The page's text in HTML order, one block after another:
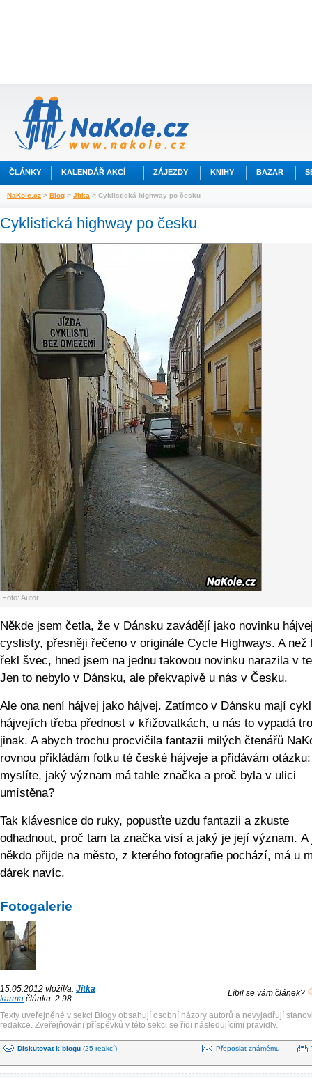
ČLÁNKY KALENDÁŘ AKCÍ ZÁJEZDY KNIHY BAZAR
NaKole.cz > Blog > Jitka > Cyklistická highway po česku
Cyklistická highway po česku
Foto: Autor
Někde jsem četla, že v Dánsku zavádějí jako novinku
cyslisty, přesněji řečeno v originále Cycle Highways. A než
řekl švec, hned jsem na jednu takovou novinku narazila v
Jen to nebylo v Dánsku, ale překvapivě u nás v Česku.
Ale ona není hájvej jako hájvej. Zatímco v Dánsku mají
hájvejích třeba přednost v křižovatkách, u nás to vypadá
jinak. A abych trochu procvičila fantazii milých čtenářů
rovnou přikládám fotku té české hájveje a přidávám
myslíte, jaký význam má tahle značka a proč byla v ulici
umístěna?
Tak klávesnice do ruky, popusťte uzdu fantazii a zkuste
odhadnout, proč tam ta značka visí a jaký je její význam. A
někdo přijde na město, z kterého fotografie pochází, má u
dárek navíc.
Fotogalerie
15.05.2012 vložil/a: Jitka
karma článku: 2.98
Líbil se vám článek?
Texty uveřejněné v sekci Blogy obsahují osobní názory autorů a nevyjadřují
redakce. Zveřejňování příspěvků v této sekci se řídí následujícími pravidly.
Diskutovat k blogu (25 reakcí) Přeposlat známému